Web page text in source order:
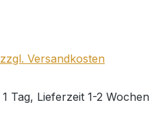
Versandkosten
Tag, Lieferzeit 1-2 Wochen